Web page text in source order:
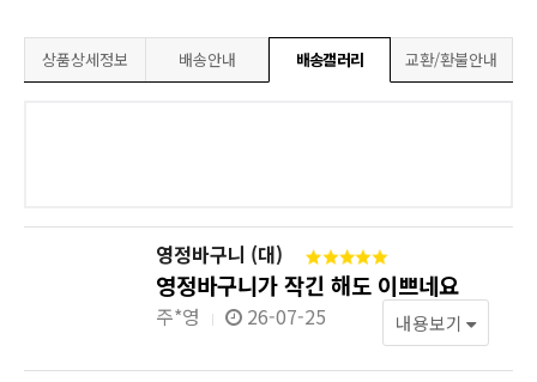
상품상세정보 배송안내 배송갤러리 교환/환불안내
영정바구니 (대)
영정바구니가 작긴 해도 이쁘네요
주*영 26-07-25 내용보기